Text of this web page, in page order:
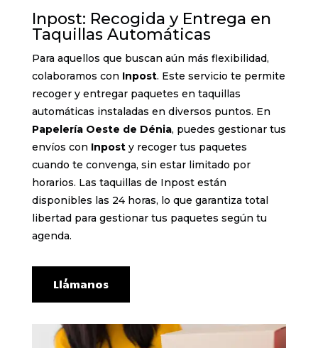
Inpost: Recogida y Entrega en
Taquillas Automáticas
Para aquellos que buscan aún más flexibilidad,
colaboramos con Inpost. Este servicio te permite
recoger y entregar paquetes en taquillas
automáticas instaladas en diversos puntos. En
Papelería Oeste de Dénia, puedes gestionar tus
envíos con Inposty recoger tus paquetes
cuando te convenga, sin estar limitado por
horarios. Las taquillas de Inpost están
disponibles las 24 horas, lo que garantiza total
libertad para gestionar tus paquetes según tu
agenda.
Llámanos